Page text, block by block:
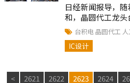
日经新闻报导，
和，晶圆代工龙头
全力开发人工智能
芯片，紧跟市场
台积电 晶圆代工
IC设计
< 2621 2622 2623 2624